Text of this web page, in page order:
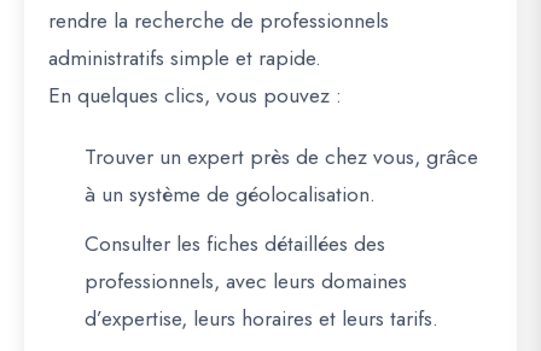
rendre la recherche de professionnels
administratifs simple et rapide.
En quelques clics, vous pouvez :
Trouver un expert près de chez vous, grâce
à un système de géolocalisation.
Consulter les fiches détaillées des
professionnels, avec leurs domaines
d’expertise, leurs horaires et leurs tarifs.